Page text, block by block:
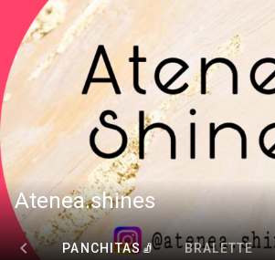
Atenea.shines
PANCHITAS🧦 BRALETTE